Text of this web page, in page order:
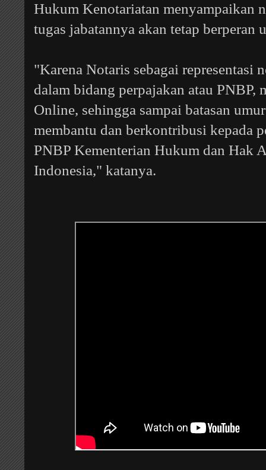
Hukum Kenotariatan menyampaikan
tugas jabatannya akan tetap berperan
"Karena Notaris sebagai representasi
dalam bidang perpajakan atau
Online, sehingga sampai batasan
membantu dan berkontribusi kepada
PNBP Kementerian Hukum dan Hak
Indonesia," katanya.